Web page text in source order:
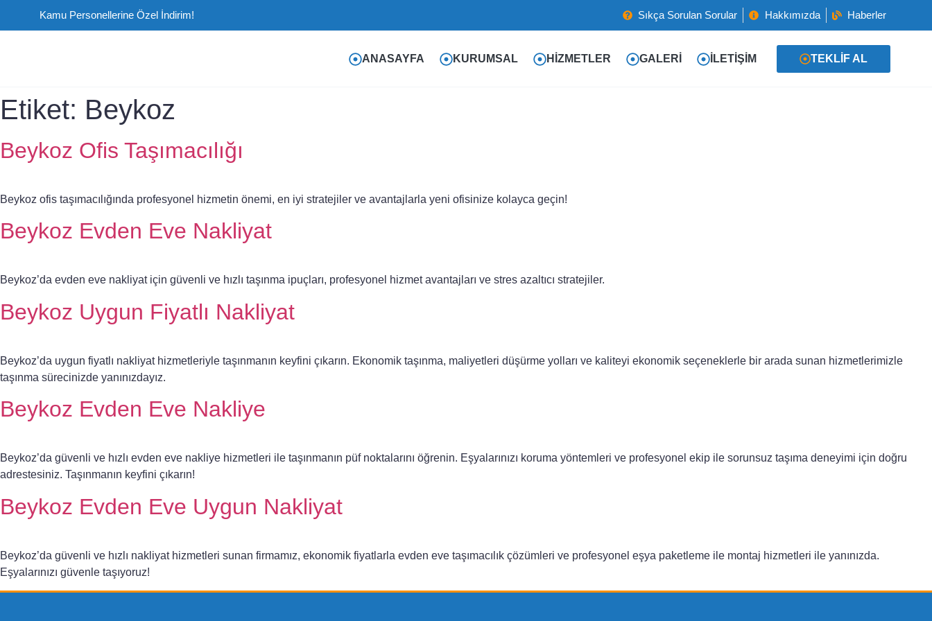
Kamu Personellerine Özel İndirim! Sıkça Sorulan Sorular Hakkımızda Haberler
ANASAYFA KURUMSAL HIZMETLER GALERI İLETIŞIM TEKLIF AL
Etiket: Beykoz
Beykoz Ofis Taşımacılığı
Beykoz ofis taşımacılığında profesyonel hizmetin önemi, en iyi stratejiler ve avantajlarla yeni ofisinize kolayca geçin!
Beykoz Evden Eve Nakliyat
Beykoz’da evden eve nakliyat için güvenli ve hızlı taşınma ipuçları, profesyonel hizmet avantajları ve stres azaltıcı stratejiler.
Beykoz Uygun Fiyatlı Nakliyat
Beykoz’da uygun fiyatlı nakliyat hizmetleriyle taşınmanın keyfini çıkarın. Ekonomik taşınma, maliyetleri düşürme yolları ve kaliteyi ekonomik seçeneklerle bir arada sunan hizmetlerimizle
taşınma sürecinizde yanınızdayız.
Beykoz Evden Eve Nakliye
Beykoz’da güvenli ve hızlı evden eve nakliye hizmetleri ile taşınmanın püf noktalarını öğrenin. Eşyalarınızı koruma yöntemleri ve profesyonel ekip ile sorunsuz taşıma deneyimi için doğru
adrestesiniz. Taşınmanın keyfini çıkarın!
Beykoz Evden Eve Uygun Nakliyat
Beykoz’da güvenli ve hızlı nakliyat hizmetleri sunan firmamız, ekonomik fiyatlarla evden eve taşımacılık çözümleri ve profesyonel eşya paketleme ile montaj hizmetleri ile yanınızda.
Eşyalarınızı güvenle taşıyoruz!